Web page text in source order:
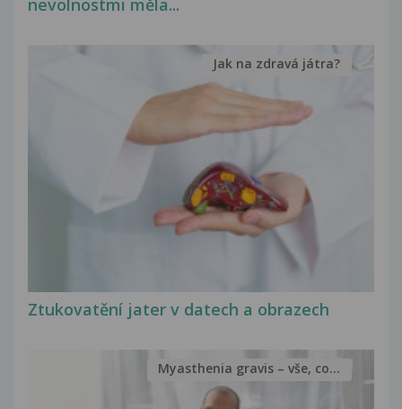
nevolnostmi měla...
Ztukovatění jater v datech a obrazech
Jak na zdravá játra?
Myasthenia gravis – vše, co...